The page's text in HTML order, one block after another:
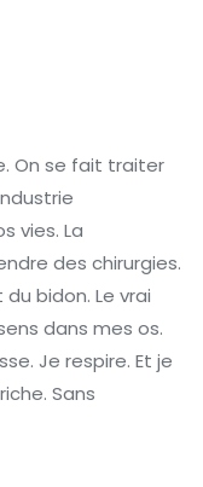
On se fait traiter
vies. La
des chirurgies.
bidon. Le vrai
dans mes os.
Je respire. Et je
Sans